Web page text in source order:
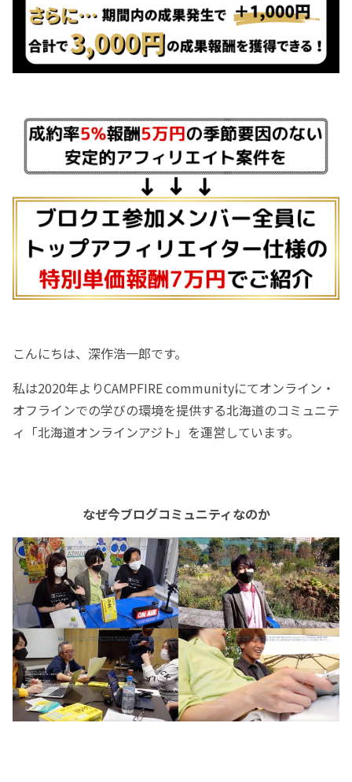
こんにちは、深作浩一郎です。
私は2020年よりCAMPFIRE communityにてオンライン・
オフラインでの学びの環境を提供する北海道のコミュニテ
ィ「北海道オンラインアジト」を運営しています。
なぜ今ブログコミュニティなのか